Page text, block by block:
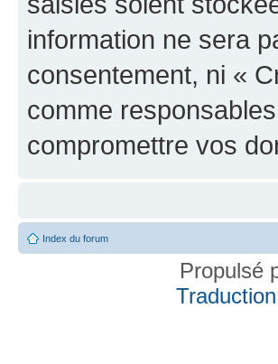
information ne sera
consentement, ni «
comme
compromettre vos
Index du forum
Propulsé